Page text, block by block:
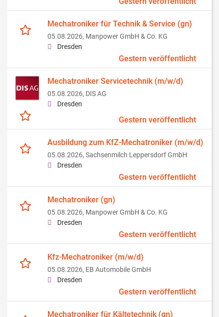
Mechatroniker für Technik & Service (gn)
05.08.2026, Manpower GmbH & Co. KG
Dresden
Gestern veröffentlicht
Mechatroniker Servicetechnik (m/w/d)
05.08.2026, DIS AG
Dresden
Gestern veröffentlicht
Ausbildung zum KfZ-Mechatroniker (m/w/d)
05.08.2026, Sachsenmilch Leppersdorf GmbH
Dresden
Gestern veröffentlicht
Mechatroniker (gn)
05.08.2026, Manpower GmbH & Co. KG
Dresden
Gestern veröffentlicht
Kfz-Mechatroniker (m/w/d)
05.08.2026, EB Automobile GmbH
Dresden
Gestern veröffentlicht
Mechatroniker für Kältetechnik (gn)